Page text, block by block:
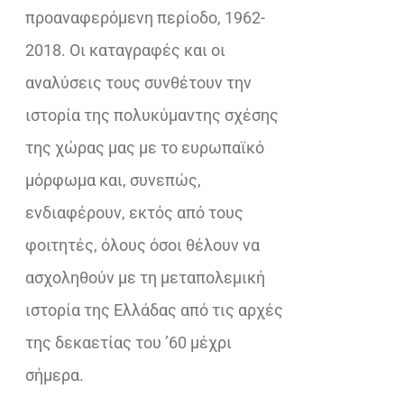
προαναφερόμενη περίοδο, 1962-
2018. Οι καταγραφές και οι
αναλύσεις τους συνθέτουν την
ιστορία της πολυκύμαντης σχέσης
της χώρας μας με το ευρωπαϊκό
μόρφωμα και, συνεπώς,
ενδιαφέρουν, εκτός από τους
φοιτητές, όλους όσοι θέλουν να
ασχοληθούν με τη μεταπολεμική
ιστορία της Ελλάδας από τις αρχές
της δεκαετίας του ’60 μέχρι
σήμερα.